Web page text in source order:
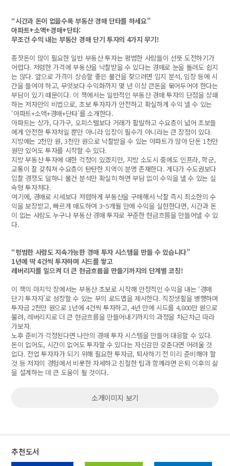
“시간과 돈이 없을수록 부동산 경매 단타를 하세요”
아파트+소액+경매+단타:
무조건 수익 내는 부동산 경매 단기 투자의 4가지 무기!
종잣돈이 많이 필요한 일반 부동산 투자는 평범한 사람들이 선뜻 도전하기가
어렵다. 저렴한 가격에 부동산을 낙찰받을 수 있다는 경매로 눈을 돌려도 쉽지
는 않다. 앞으로 가격이 상승할 좋은 물건을 찾으려면 입지 분석, 임장 등에 시
간을 들여야 하고, 무엇보다 수익화까지 몇 년 이상 큰돈을 묶어두어야 한다는
부담이 있기 때문이다. 이 책에서는 일반적인 부동산 경매 투자의 단점을 상쇄
하는 저자만의 비법으로, 초보 투자자가 안전하고 확실하게 수익 낼 수 있는
‘아파트+소액+경매+단타’를 소개한다.
아파트는 상가, 다가구, 오피스텔보다 거래가 활발하고 수요층이 넓어 초보들
에게 안전한 투자처일 뿐만 아니라 임장이 필수가 아니라는 큰 장점이 있다.
지방에는 2천만 원, 3천만 원으로 낙찰받을 수 있는 아파트가 많아 단돈 1천만
원만 있어도 투자를 시작할 수 있다.
지방 부동산 투자에 대한 걱정이 있겠지만, 지방 소도시 중에도 인프라, 학군,
교통이 잘 갖춰져 수요층이 탄탄한 지역이 분명 존재한다. 게다가 수도권보다
입찰 경쟁도 덜하니 물건 분석만 확실히 하면 부담 없이 수익을 낼 수 있는 실
속형 투자처다.
여기에, 경매로 시세보다 저렴하게 부동산을 구매해서 낙찰 즉시 최소한의 수
익을 보장받고, 빠르게 매도하여 3~5개월 만에 수익을 실현한다면, 시간과 돈
이 없는 사람도 누구나 부동산 경매 투자로 꾸준한 현금흐름을 만들어낼 수 있
다.
“평범한 사람도 지속가능한 경매 투자 시스템을 만들 수 있습니다”
1년에 딱 4건씩 투자하며 시드를 쌓고
레버리지를 일으켜 더 큰 현금흐름을 만들기까지의 단계별 코칭!
이 책의 마지막 장에서는 부동산 초보로 시작해 안정적인 수익을 내는 ‘경매
단기 투자자’로 성장할 수 있는 부의 로드맵을 제시한다. 직장생활을 병행하며
투자금 2천만 원으로 1년에 4건씩 투자하고, 4년 만에 시드를 4,800만 원으로
불려, 레버리지로 더 큰 현금흐름을 만들어내기까지의 과정을 차근차근 따라
가보자.
노후 준비가 걱정된다면 나만의 경매 투자 시스템을 만들어 대응할 수 있다.
돈이 없어도, 시간이 없어도 투자할 수 있다는 자신감만 갖춘다면 어려울 것
없다. 전업 투자자가 되기 위해 필요한 투자금, 퇴사하기 전 미리 준비해야 할
것 등 저자의 경험에서 비롯한 자세하고 친절한 팁과 함께라면 은퇴 이후의 삶
을 설계하는 데 큰 도움이 될 것이다.
소개이미지 보기
추천도서